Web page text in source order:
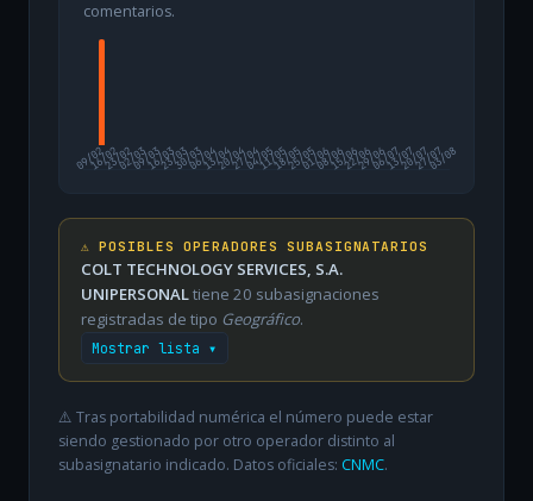
comentarios.
09/02
16/0223/0202/0309/0316/0323/0330/0306/0413/0420/0427/0404/0511/0518/0525/0501/0608/0615/0622/0629/0606/0713/0720/0727/07
03/08
⚠️ POSIBLES OPERADORES SUBASIGNATARIOS
COLT TECHNOLOGY SERVICES, S.A.
UNIPERSONALtiene 20 subasignaciones
registradas de tipo Geográfico.
Mostrar lista ▾
⚠️ Tras portabilidad numérica el número puede estar
siendo gestionado por otro operador distinto al
subasignatario indicado. Datos oficiales: CNMC.